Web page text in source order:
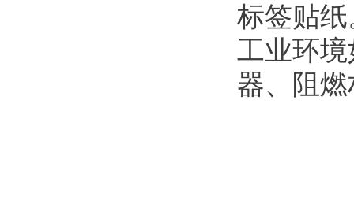
标签贴
工业环
器、阻